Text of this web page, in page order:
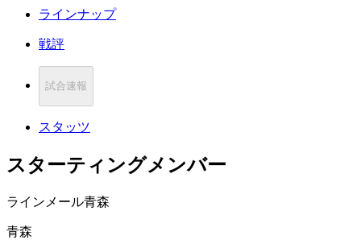
ラインナップ
戦評
試合速報
スタッツ
スターティングメンバー
ラインメール青森
青森